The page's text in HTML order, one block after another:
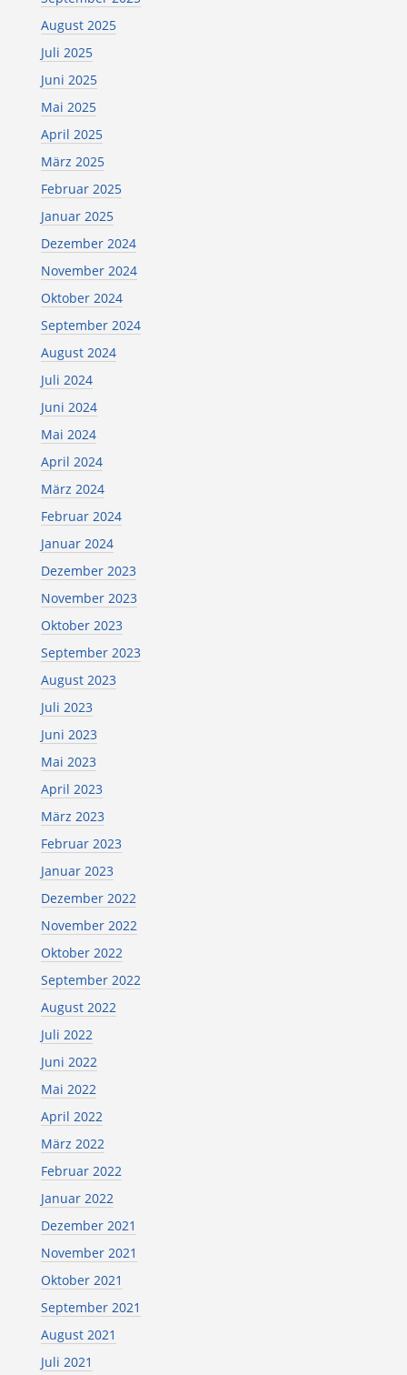
August 2025
Juli 2025
Juni 2025
Mai 2025
April 2025
März 2025
Februar 2025
Januar 2025
Dezember 2024
November 2024
Oktober 2024
September 2024
August 2024
Juli 2024
Juni 2024
Mai 2024
April 2024
März 2024
Februar 2024
Januar 2024
Dezember 2023
November 2023
Oktober 2023
September 2023
August 2023
Juli 2023
Juni 2023
Mai 2023
April 2023
März 2023
Februar 2023
Januar 2023
Dezember 2022
November 2022
Oktober 2022
September 2022
August 2022
Juli 2022
Juni 2022
Mai 2022
April 2022
März 2022
Februar 2022
Januar 2022
Dezember 2021
November 2021
Oktober 2021
September 2021
August 2021
Juli 2021